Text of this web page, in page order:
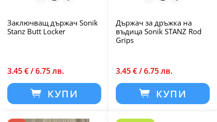
Заключващ държач Sonik
Stanz Butt Locker
3.45 € / 6.75 лв.
КУПИ
Държач за дръжка на
въдица Sonik STANZ Rod
Grips
3.45 € / 6.75 лв.
КУПИ